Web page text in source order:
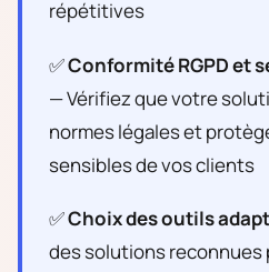
répétitives
✅Conformité RGPD et
— Vérifiez que votre
normes légales et
sensibles de vos clients
✅Choix des outils
des solutions reconnues